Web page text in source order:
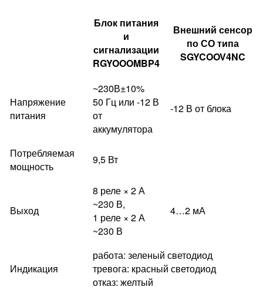
Блок питания
и
сигнализации
RGYOOOMBP4
Внешний сенсор
по СО типа
SGYCOOV4NC
Напряжение
питания
~230В±10%
50 Гц или -12 В
от
аккумулятора
-12 В от блока
Потребляемая
мощность
9,5 Вт
Выход
8 реле × 2 А
~230 В,
1 реле × 2 А
~230 В
4…2 мА
Индикация
работа: зеленый светодиод
тревога: красный светодиод
отказ: желтый